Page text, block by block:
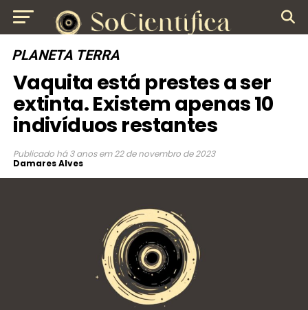
PLANETA TERRA
Vaquita está prestes a ser
extinta. Existem apenas 10
indivíduos restantes
Publicado há 3 anos em 22 de novembro de 2023
Damares Alves